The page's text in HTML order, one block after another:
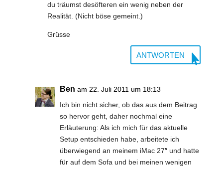
du träumst desöfteren ein wenig neben der
Realität. (Nicht böse gemeint.)
Grüsse
ANTWORTEN
Ben am 22. Juli 2011 um 18:13
Ich bin nicht sicher, ob das aus dem Beitrag
so hervor geht, daher nochmal eine
Erläuterung: Als ich mich für das aktuelle
Setup entschieden habe, arbeitete ich
überwiegend an meinem iMac 27″ und hatte
für auf dem Sofa und bei meinen wenigen